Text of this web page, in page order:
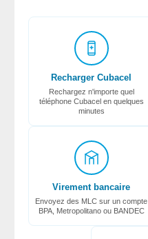
Recharger Cubacel
Rechargez n'importe quel
téléphone Cubacel en quelques
minutes
Virement bancaire
Envoyez des MLC sur un compte
BPA, Metropolitano ou BANDEC